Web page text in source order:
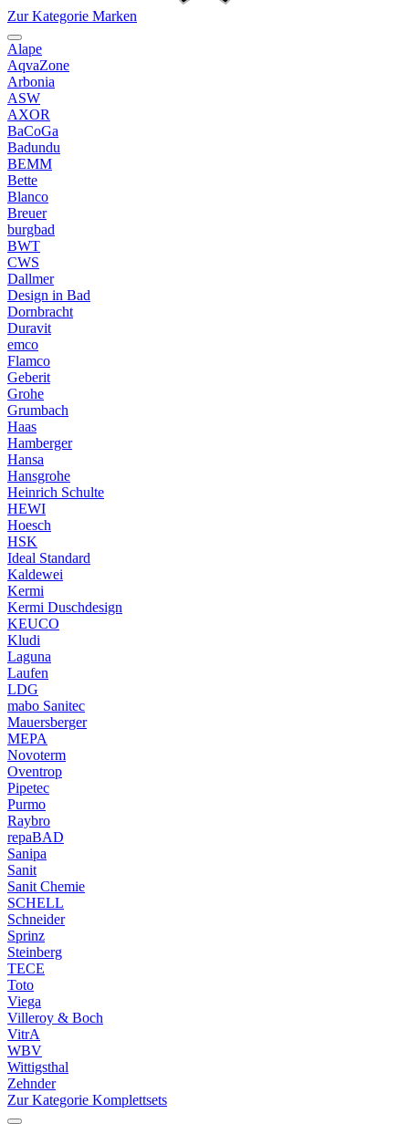
Zur Kategorie Marken
Alape
AqvaZone
Arbonia
ASW
AXOR
BaCoGa
Badundu
BEMM
Bette
Blanco
Breuer
burgbad
BWT
CWS
Dallmer
Design in Bad
Dornbracht
Duravit
emco
Flamco
Geberit
Grohe
Grumbach
Haas
Hamberger
Hansa
Hansgrohe
Heinrich Schulte
HEWI
Hoesch
HSK
Ideal Standard
Kaldewei
Kermi
Kermi Duschdesign
KEUCO
Kludi
Laguna
Laufen
LDG
mabo Sanitec
Mauersberger
MEPA
Novoterm
Oventrop
Pipetec
Purmo
Raybro
repaBAD
Sanipa
Sanit
Sanit Chemie
SCHELL
Schneider
Sprinz
Steinberg
TECE
Toto
Viega
Villeroy & Boch
VitrA
WBV
Wittigsthal
Zehnder
Zur Kategorie Komplettsets